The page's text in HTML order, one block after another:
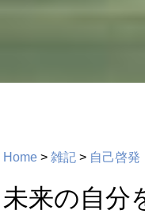
Home >雑記 > 自己啓発
未来の自分